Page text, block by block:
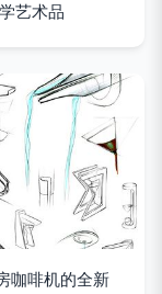
艺术品
咖啡机的全新